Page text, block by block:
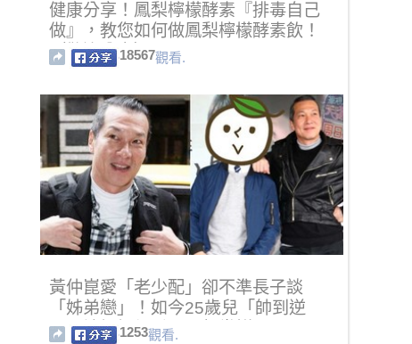
健康分享！鳳梨檸檬酵素『排毒自己
做』，教您如何做鳳梨檸檬酵素飲！
（歡迎分享）
18567觀看.
黃仲崑愛「老少配」卻不準長子談
「姊弟戀」！如今25歲兒「帥到逆
天」讓姐姐們看了更想嘗鮮！
1253觀看.